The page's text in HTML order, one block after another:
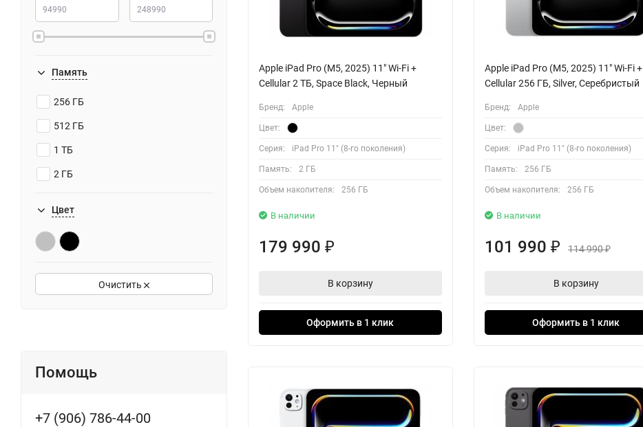
Память
256 ГБ
512 ГБ
1 ТБ
2 ГБ
Цвет
Очистить
Помощь
+7 (906) 786-44-00
Apple iPad Pro (M5, 2025) 11" Wi-Fi +
Cellular 2 ТБ, Space Black, Черный
Бренд: Apple
Цвет:
Серия: iPad Pro 11" (8-го поколения)
Память: 2 ГБ
Объем накопителя: 256 ГБ
В наличии
179 990 ₽
В корзину
Оформить в 1 клик
Apple iPad Pro (M5, 2025) 11" Wi-Fi +
Cellular 256 ГБ, Silver, Серебристый
Бренд: Apple
Цвет:
Серия: iPad Pro 11" (8-го поколения)
Память: 256 ГБ
Объем накопителя: 256 ГБ
В наличии
101 990 ₽ 114 990₽
В корзину
Оформить в 1 клик